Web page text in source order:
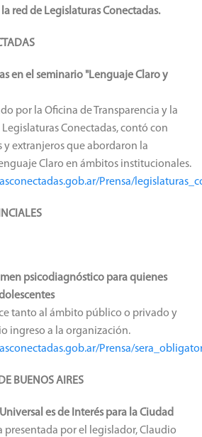
red de Legislaturas Conectadas.
en el seminario "Lenguaje Claro y
por la Oficina de Transparencia y la
Conectadas, contó con
extranjeros que abordaron la
Claro en ámbitos institucionales.
Prensa/
psicodiagnóstico para quienes
tanto al ámbito público o privado y
ingreso a la organización.
Prensa/
BUENOS AIRES
es de Interés para la Ciudad
presentada por el legislador, Claudio